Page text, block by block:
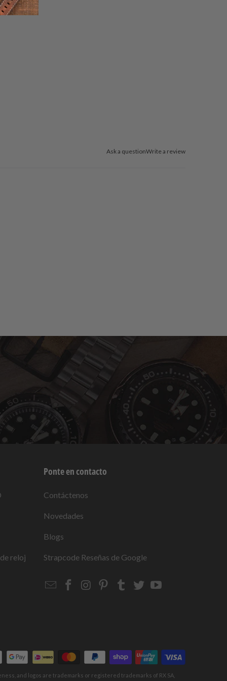
Ask a questionWrite a review
reloj
Ponte en contacto
Contáctenos
Novedades
Blogs
Strapcode Reseñas de Google
EmailStrapcode
Strapcode
Strapcode
Strapcode
Strapcode
and logos are trademarks or registered trademarks of RX SA,